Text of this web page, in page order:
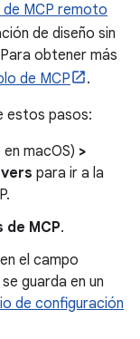
MCP remoto
de diseño sin
obtener más
de MCP
.
estos pasos:
en macOS) >
para ir a la
MCP.
el campo
guarda en un
de configuración